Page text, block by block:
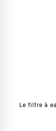
Le filtre à